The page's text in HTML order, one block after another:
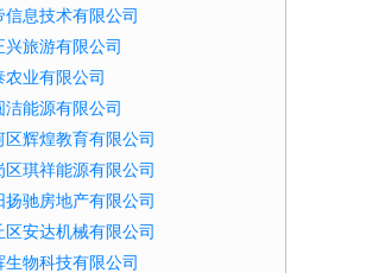
信息技术有限公司
兴旅游有限公司
农业有限公司
洁能源有限公司
区辉煌教育有限公司
区琪祥能源有限公司
扬驰房地产有限公司
区安达机械有限公司
生物科技有限公司